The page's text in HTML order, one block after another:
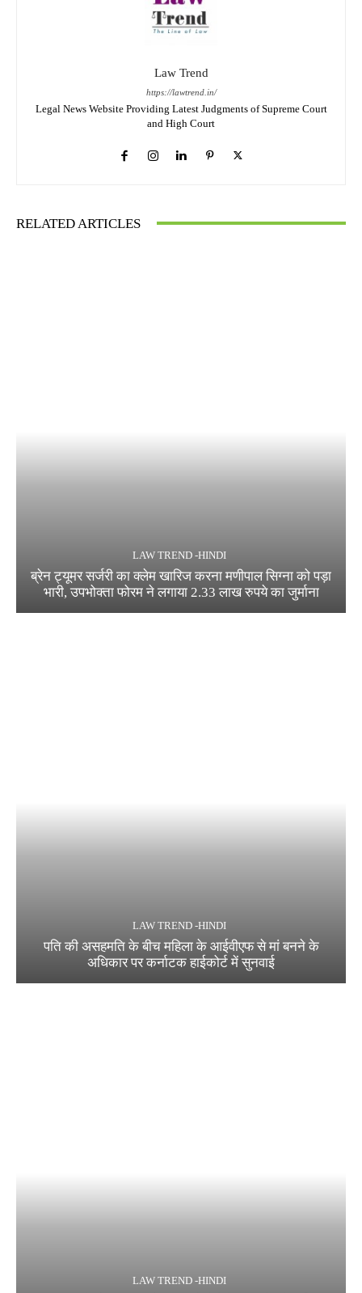
Law Trend
https://lawtrend.in/
Legal News Website Providing Latest Judgments of Supreme Court
and High Court
RELATED ARTICLES
LAW TREND -HINDI
ब्रेन ट्यूमर सर्जरी का क्लेम खारिज करना मणीपाल सिग्ना को पड़ा
भारी, उपभोक्ता फोरम ने लगाया 2.33 लाख रुपये का जुर्माना
LAW TREND -HINDI
पति की असहमति के बीच महिला के आईवीएफ से मां बनने के
अधिकार पर कर्नाटक हाईकोर्ट में सुनवाई
LAW TREND -HINDI